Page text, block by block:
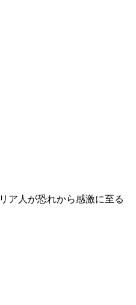
ア人が恐れから感激に至る